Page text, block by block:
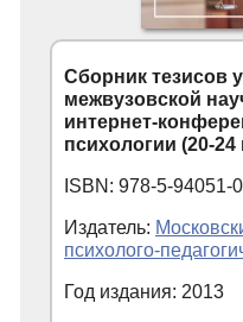
Сборник тезисов
межвузовской
интернет-
психологии (20-24
ISBN: 978-5-94051-
Издатель:
психолого-
Год издания: 2013